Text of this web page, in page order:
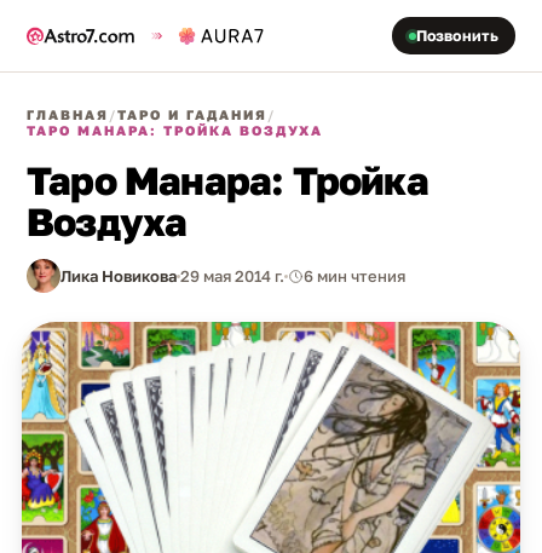
Позвонить
ГЛАВНАЯ /ТАРО И ГАДАНИЯ /
ТАРО МАНАРА: ТРОЙКА ВОЗДУХА
Таро Манара: Тройка
Воздуха
Лика Новикова29 мая 2014 г. 6 мин чтения